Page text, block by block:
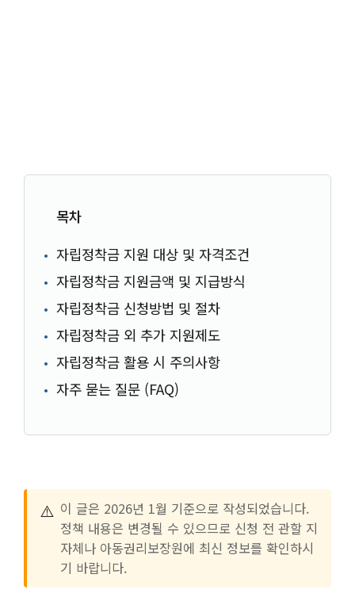
목차
자립정착금 지원 대상 및 자격조건
자립정착금 지원금액 및 지급방식
자립정착금 신청방법 및 절차
자립정착금 외 추가 지원제도
자립정착금 활용 시 주의사항
자주 묻는 질문 (FAQ)
⚠️ 이 글은 2026년 1월 기준으로 작성되었습니다.
정책 내용은 변경될 수 있으므로 신청 전 관할 지
자체나 아동권리보장원에 최신 정보를 확인하시
기 바랍니다.